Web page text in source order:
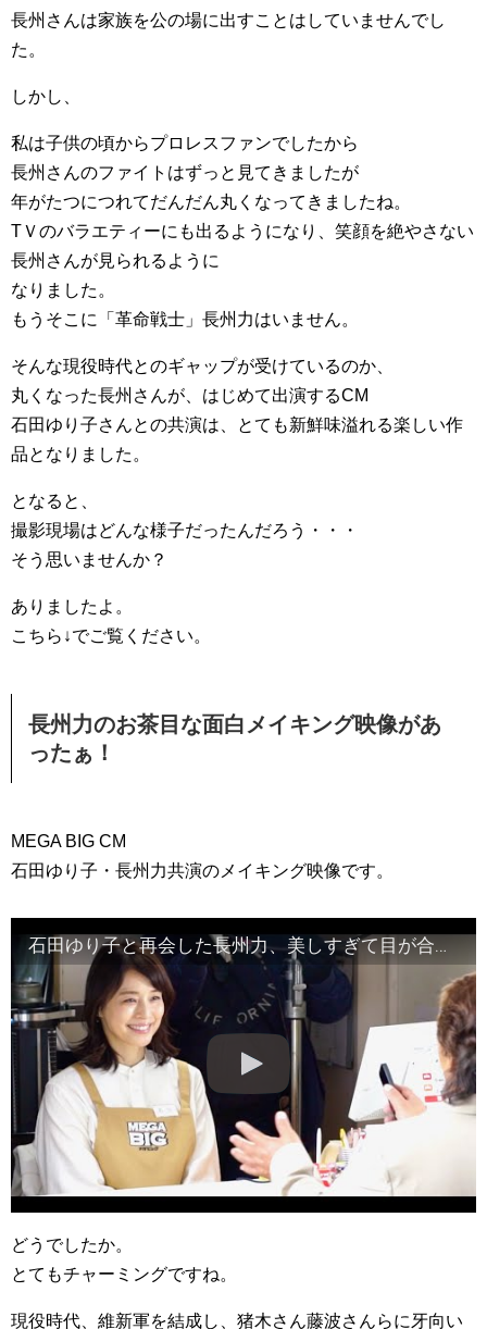
長州さんは家族を公の場に出すことはしていませんでし
た。
しかし、
私は子供の頃からプロレスファンでしたから
長州さんのファイトはずっと見てきましたが
年がたつにつれてだんだん丸くなってきましたね。
TＶのバラエティーにも出るようになり、笑顔を絶やさない
長州さんが見られるように
なりました。
もうそこに「革命戦士」長州力はいません。
そんな現役時代とのギャップが受けているのか、
丸くなった長州さんが、はじめて出演するCM
石田ゆり子さんとの共演は、とても新鮮味溢れる楽しい作
品となりました。
となると、
撮影現場はどんな様子だったんだろう・・・
そう思いませんか？
ありましたよ。
こちら↓でご覧ください。
長州力のお茶目な面白メイキング映像があ
ったぁ！
MEGA BIG CM
石田ゆり子・長州力共演のメイキング映像です。
石田ゆり子と再会した長州力、美しすぎて目が合わせられない!!／MEGA BIG CM+メイキング＋インタビュー
どうでしたか。
とてもチャーミングですね。
現役時代、維新軍を結成し、猪木さん藤波さんらに牙向い